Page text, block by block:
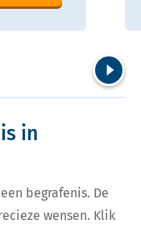
in
begrafenis. De
wensen. Klik